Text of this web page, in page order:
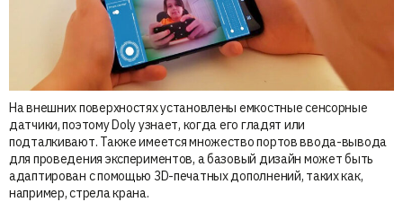
На внешних поверхностях установлены емкостные сенсорные
датчики, поэтому Doly узнает, когда его гладят или
подталкивают. Также имеется множество портов ввода-вывода
для проведения экспериментов, а базовый дизайн может быть
адаптирован с помощью 3D-печатных дополнений, таких как,
например, стрела крана.